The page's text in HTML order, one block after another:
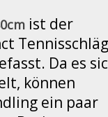
ist der
Da es
können
ein paar